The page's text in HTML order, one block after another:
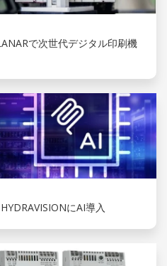
で次世代デジタル印刷機
にAI導入